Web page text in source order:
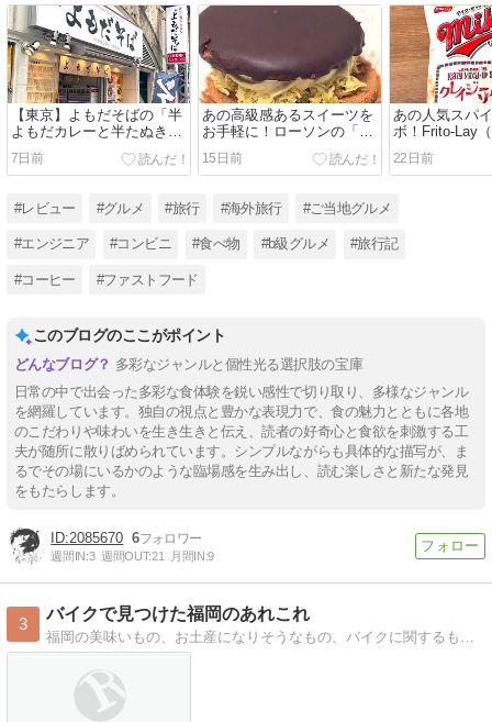
【東京】よもだそばの「半
よもだカレーと半たぬきそ
ばセット」の巻
7日前
あの高級感あるスイーツを
お手軽に！ローソンの「ド
バイチョコ風サンド」の巻
15日前
あの人気スパ
ボ！Frito-Lay
ー）の「マイ
ン クレイジー
22日前
#レビュー #グルメ #旅行 #海外旅行 #ご当地グルメ
#エンジニア #コンビニ #食べ物 #b級グルメ #旅行記
#コーヒー #ファストフード
このブログのここがポイント
多彩なジャンルと個性光る選択肢の宝庫
日常の中で出会った多彩な食体験を鋭い感性で切り取り、多様なジャンル
を網羅しています。独自の視点と豊かな表現力で、食の魅力とともに各地
のこだわりや味わいを生き生きと伝え、読者の好奇心と食欲を刺激する工
夫が随所に散りばめられています。シンプルながらも具体的な描写が、ま
るでその場にいるかのような臨場感を生み出し、読む楽しさと新たな発見
をもたらします。
2085670 6
週間IN:3 週間OUT:21 月間IN:9
3
バイクで見つけた福岡のあれこれ
福岡の美味いもの、お土産になりそうなもの、バイクに関するもの等々、バイクで走って見つけたモノについて書いていきます。